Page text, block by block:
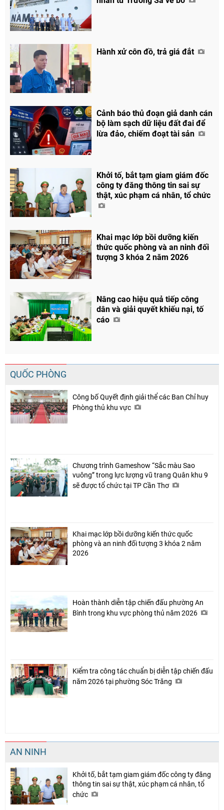
Hành xử côn đồ, trả giá đắt
Cảnh báo thủ đoạn giả danh cán
bộ làm sạch dữ liệu đất đai để
lừa đảo, chiếm đoạt tài sản
Khởi tố, bắt tạm giam giám đốc
công ty đăng thông tin sai sự
thật, xúc phạm cá nhân, tổ chức
Khai mạc lớp bồi dưỡng kiến
thức quốc phòng và an ninh đối
tượng 3 khóa 2 năm 2026
Nâng cao hiệu quả tiếp công
dân và giải quyết khiếu nại, tố
cáo
QUỐC PHÒNG
Công bố Quyết định giải thể các Ban Chỉ huy
Phòng thủ khu vực
Chương trình Gameshow “Sắc màu Sao
vuông” trong lực lượng vũ trang Quân khu 9
sẽ được tổ chức tại TP Cần Thơ
Khai mạc lớp bồi dưỡng kiến thức quốc
phòng và an ninh đối tượng 3 khóa 2 năm
2026
Hoàn thành diễn tập chiến đấu phường An
Bình trong khu vực phòng thủ năm 2026
Kiểm tra công tác chuẩn bị diễn tập chiến đấu
năm 2026 tại phường Sóc Trăng
AN NINH
Khởi tố, bắt tạm giam giám đốc công ty đăng
thông tin sai sự thật, xúc phạm cá nhân, tổ
chức